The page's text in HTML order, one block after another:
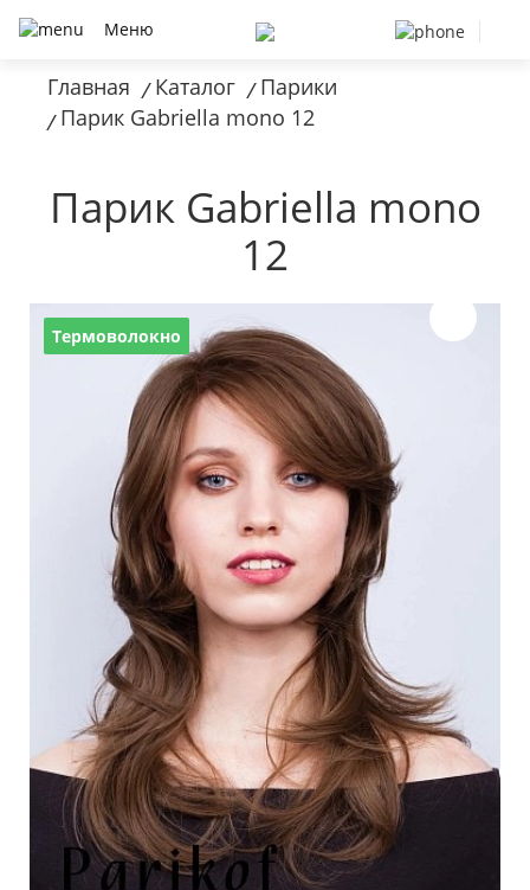
Меню
Главная / Каталог / Парики
/ Парик Gabriella mono 12
Парик Gabriella mono
12
Термоволокно